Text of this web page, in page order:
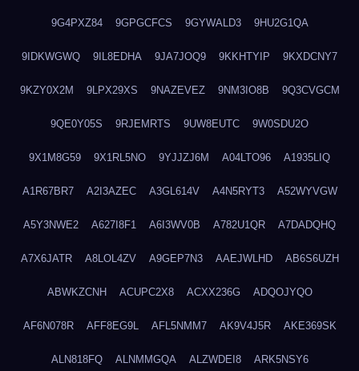
9G4PXZ84 9GPGCFCS 9GYWALD3 9HU2G1QA
9IDKWGWQ 9IL8EDHA 9JA7JOQ9 9KKHTYIP 9KXDCNY7
9KZY0X2M 9LPX29XS 9NAZEVEZ 9NM3IO8B 9Q3CVGCM
9QE0Y05S 9RJEMRTS 9UW8EUTC 9W0SDU2O
9X1M8G59 9X1RL5NO 9YJJZJ6M A04LTO96 A1935LIQ
A1R67BR7 A2I3AZEC A3GL614V A4N5RYT3 A52WYVGW
A5Y3NWE2 A627I8F1 A6I3WV0B A782U1QR A7DADQHQ
A7X6JATR A8LOL4ZV A9GEP7N3 AAEJWLHD AB6S6UZH
ABWKZCNH ACUPC2X8 ACXX236G ADQOJYQO
AF6N078R AFF8EG9L AFL5NMM7 AK9V4J5R AKE369SK
ALN818FQ ALNMMGQA ALZWDEI8 ARK5NSY6